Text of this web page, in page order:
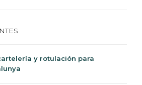
y rotulación para